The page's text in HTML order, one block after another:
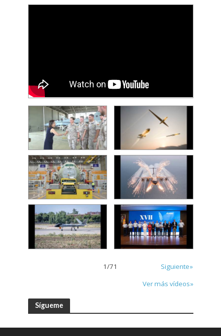
1/71
Siguiente»
Ver más vídeos»
Sígueme